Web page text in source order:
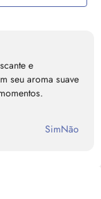
e
seu aroma suave
SimNão